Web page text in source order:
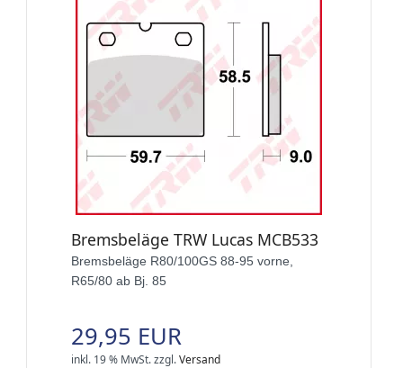
Bremsbeläge TRW Lucas MCB533
Bremsbeläge R80/100GS 88-95 vorne,
R65/80 ab Bj. 85
29,95 EUR
inkl. 19 % MwSt.zzgl.Versand